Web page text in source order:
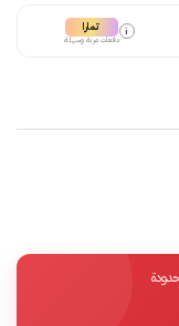
i تمارا
دفعات مرنة وسهلة